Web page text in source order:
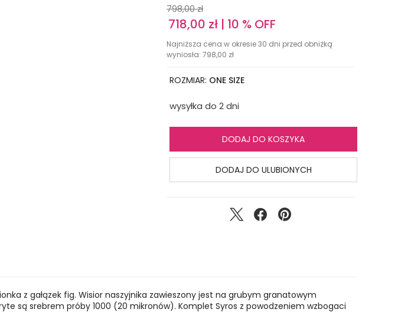
798,00 zł
718,00 zł | 10 % OFF
Najniższa cena w okresie 30 dni przed obniżką
wyniosła: 798,00 zł
ROZMIAR: ONE SIZE
wysyłka do 2 dni
DODAJ DO KOSZYKA
DODAJ DO ULUBIONYCH
z gałązek fig. Wisior naszyjnika zawieszony jest na grubym granatowym
są srebrem próby 1000 (20 mikronów). Komplet Syros z powodzeniem wzbogaci